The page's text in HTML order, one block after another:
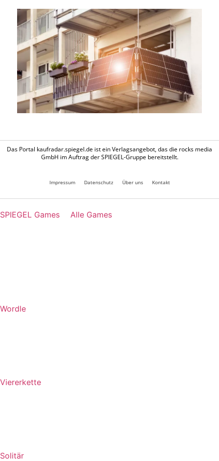
Das Portal kaufradar.spiegel.de ist ein Verlagsangebot, das die rocks media
GmbH im Auftrag der SPIEGEL-Gruppe bereitstellt.
Impressum Datenschutz Über uns Kontakt
SPIEGEL Games Alle Games
Wordle
Viererkette
Solitär